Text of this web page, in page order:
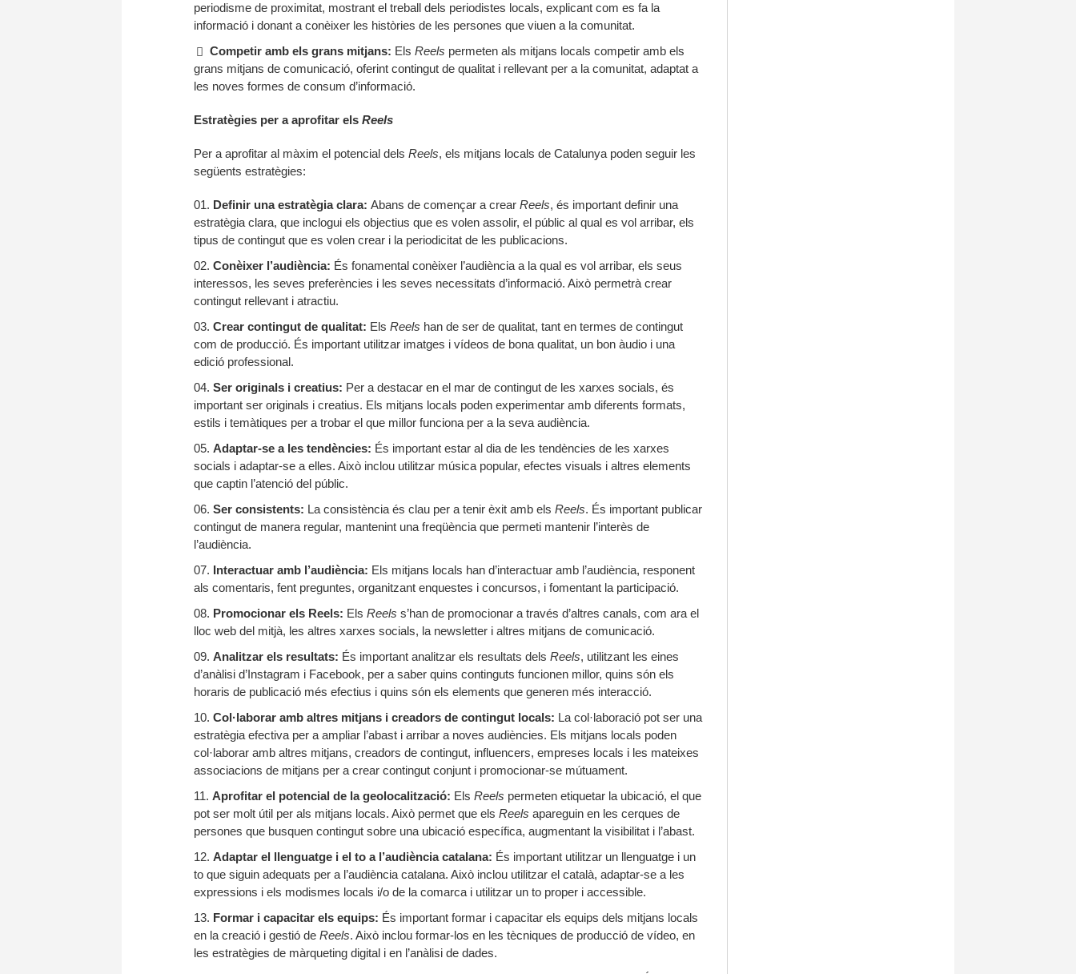
periodisme de proximitat, mostrant el treball dels periodistes locals, explicant com es fa la
informació i donant a conèixer les històries de les persones que viuen a la comunitat.
Competir amb els grans mitjans: Els Reels permeten als mitjans locals competir amb els
grans mitjans de comunicació, oferint contingut de qualitat i rellevant per a la comunitat, adaptat a
les noves formes de consum d’informació.
Estratègies per a aprofitar els Reels
Per a aprofitar al màxim el potencial dels Reels, els mitjans locals de Catalunya poden seguir les
següents estratègies:
Definir una estratègia clara: Abans de començar a crear Reels, és important definir una
estratègia clara, que inclogui els objectius que es volen assolir, el públic al qual es vol arribar, els
tipus de contingut que es volen crear i la periodicitat de les publicacions.
Conèixer l’audiència: És fonamental conèixer l’audiència a la qual es vol arribar, els seus
interessos, les seves preferències i les seves necessitats d’informació. Això permetrà crear
contingut rellevant i atractiu.
Crear contingut de qualitat: Els Reels han de ser de qualitat, tant en termes de contingut
com de producció. És important utilitzar imatges i vídeos de bona qualitat, un bon àudio i una
edició professional.
Ser originals i creatius: Per a destacar en el mar de contingut de les xarxes socials, és
important ser originals i creatius. Els mitjans locals poden experimentar amb diferents formats,
estils i temàtiques per a trobar el que millor funciona per a la seva audiència.
Adaptar-se a les tendències: És important estar al dia de les tendències de les xarxes
socials i adaptar-se a elles. Això inclou utilitzar música popular, efectes visuals i altres elements
que captin l’atenció del públic.
Ser consistents: La consistència és clau per a tenir èxit amb els Reels. És important publicar
contingut de manera regular, mantenint una freqüència que permeti mantenir l’interès de
l’audiència.
Interactuar amb l’audiència: Els mitjans locals han d’interactuar amb l’audiència, responent
als comentaris, fent preguntes, organitzant enquestes i concursos, i fomentant la participació.
Promocionar els Reels: Els Reels s’han de promocionar a través d’altres canals, com ara el
lloc web del mitjà, les altres xarxes socials, la newsletter i altres mitjans de comunicació.
Analitzar els resultats: És important analitzar els resultats dels Reels, utilitzant les eines
d’anàlisi d’Instagram i Facebook, per a saber quins continguts funcionen millor, quins són els
horaris de publicació més efectius i quins són els elements que generen més interacció.
Col·laborar amb altres mitjans i creadors de contingut locals: La col·laboració pot ser una
estratègia efectiva per a ampliar l’abast i arribar a noves audiències. Els mitjans locals poden
col·laborar amb altres mitjans, creadors de contingut, influencers, empreses locals i les mateixes
associacions de mitjans per a crear contingut conjunt i promocionar-se mútuament.
Aprofitar el potencial de la geolocalització: Els Reels permeten etiquetar la ubicació, el que
pot ser molt útil per als mitjans locals. Això permet que els Reels apareguin en les cerques de
persones que busquen contingut sobre una ubicació específica, augmentant la visibilitat i l’abast.
Adaptar el llenguatge i el to a l’audiència catalana: És important utilitzar un llenguatge i un
to que siguin adequats per a l’audiència catalana. Això inclou utilitzar el català, adaptar-se a les
expressions i els modismes locals i/o de la comarca i utilitzar un to proper i accessible.
Formar i capacitar els equips: És important formar i capacitar els equips dels mitjans locals
en la creació i gestió de Reels. Això inclou formar-los en les tècniques de producció de vídeo, en
les estratègies de màrqueting digital i en l’anàlisi de dades.